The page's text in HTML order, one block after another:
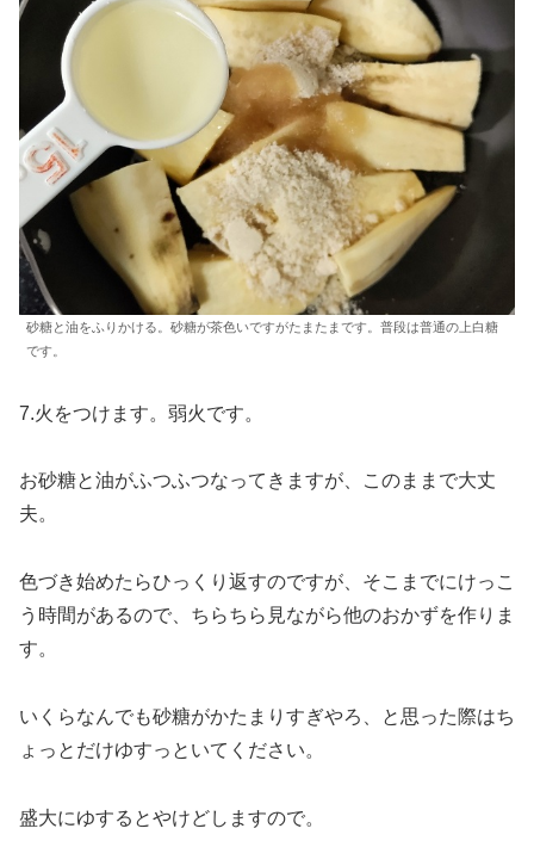
砂糖と油をふりかける。砂糖が茶色いですがたまたまです。普段は普通の上白糖
です。
7.火をつけます。弱火です。
お砂糖と油がふつふつなってきますが、このままで大丈
夫。
色づき始めたらひっくり返すのですが、そこまでにけっこ
う時間があるので、ちらちら見ながら他のおかずを作りま
す。
いくらなんでも砂糖がかたまりすぎやろ、と思った際はち
ょっとだけゆすっといてください。
盛大にゆするとやけどしますので。